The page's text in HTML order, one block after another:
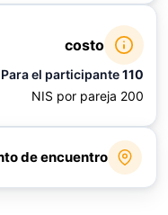
costo
110 NIS
Para el participante
200 NIS por pareja
de encuentro